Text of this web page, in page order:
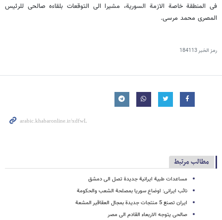
فی المنطقة خاصة الازمة السوریة، مشیرا الى التوقعات بلقاءه صالحی للرئیس
المصری محمد مرسی.
رمز الخبر184113
مطالب مرتبط
مساعدات طبیة ایرانیة جدیدة تصل الى دمشق
نائب ایرانی: اوضاع سوریا بمصلحة الشعب والحکومة
ایران تصنع 5 منتجات جدیدة بمجال العقاقیر المشعة
صالحی یتوجه الاربعاء القادم الى مصر